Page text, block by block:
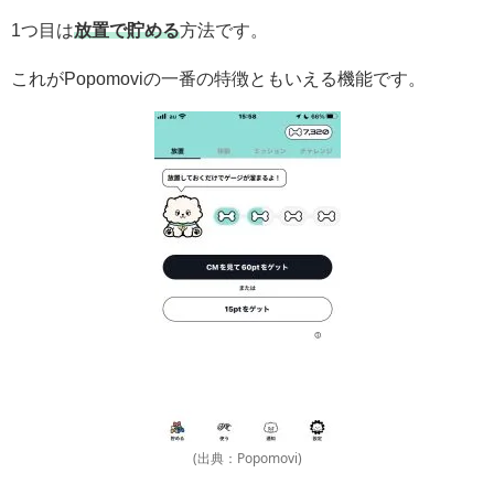
1つ目は放置で貯める方法です。
これがPopomoviの一番の特徴ともいえる機能です。
(出典：Popomovi)